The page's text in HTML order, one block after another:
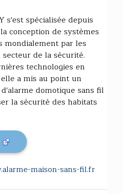
s'est spécialisée depuis
conception de systèmes
mondialement par les
de la sécurité.
technologies en
a mis au point un
domotique sans fil
la sécurité des habitats
maison-sans-fil.fr